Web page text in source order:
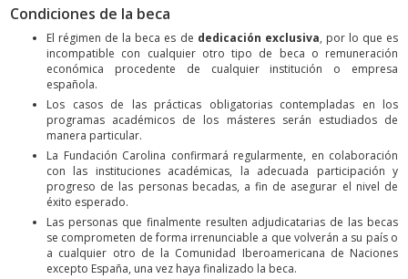
Condiciones de la beca
El régimen de la beca es de dedicación exclusiva, por lo que es
incompatible con cualquier otro tipo de beca o remuneración
económica procedente de cualquier institución o empresa
española.
Los casos de las prácticas obligatorias contempladas en los
programas académicos de los másteres serán estudiados de
manera particular.
La Fundación Carolina confirmará regularmente, en colaboración
con las instituciones académicas, la adecuada participación y
progreso de las personas becadas, a fin de asegurar el nivel de
éxito esperado.
Las personas que finalmente resulten adjudicatarias de las becas
se comprometen de forma irrenunciable a que volverán a su país o
a cualquier otro de la Comunidad Iberoamericana de Naciones
excepto España, una vez haya finalizado la beca.